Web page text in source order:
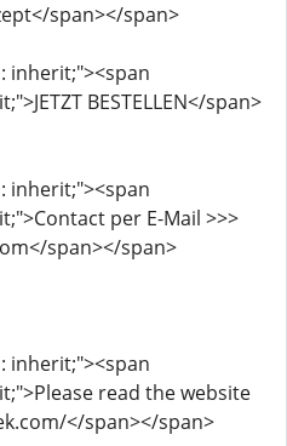
span></span>
inherit;"><span
BESTELLEN</span>
inherit;"><span
per E-Mail >>>
span></span>
inherit;"><span
read the website
</span></span>